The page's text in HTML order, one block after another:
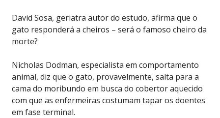
David Sosa, geriatra autor do estudo, afirma que o
gato responderá a cheiros – será o famoso cheiro da
morte?
Nicholas Dodman, especialista em comportamento
animal, diz que o gato, provavelmente, salta para a
cama do moribundo em busca do cobertor aquecido
com que as enfermeiras costumam tapar os doentes
em fase terminal.